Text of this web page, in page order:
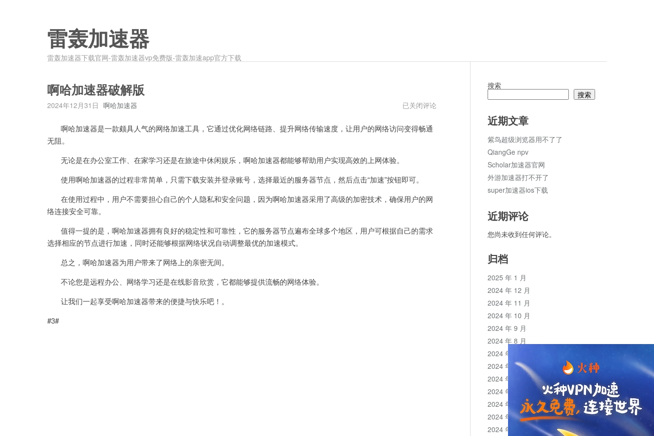
雷轰加速器
雷轰加速器下载官网-雷轰加速器vp免费版-雷轰加速app官方下载
啊哈加速器破解版
2024年12月31日 啊哈加速器
啊
速
已关闭评论
啊哈加速器是一款颇具人气的网络加速工具，它通过优化网络链路、提升网络传输速度，让用户的网络访问变得畅通
无阻。
无论是在办公室工作、在家学习还是在旅途中休闲娱乐，啊哈加速器都能够帮助用户实现高效的上网体验。
使用啊哈加速器的过程非常简单，只需下载安装并登录账号，选择最近的服务器节点，然后点击“加速”按钮即可。
在使用过程中，用户不需要担心自己的个人隐私和安全问题，因为啊哈加速器采用了高级的加密技术，确保用户的网
络连接安全可靠。
值得一提的是，啊哈加速器拥有良好的稳定性和可靠性，它的服务器节点遍布全球多个地区，用户可根据自己的需求
选择相应的节点进行加速，同时还能够根据网络状况自动调整最优的加速模式。
总之，啊哈加速器为用户带来了网络上的亲密无间。
不论您是远程办公、网络学习还是在线影音欣赏，它都能够提供流畅的网络体验。
让我们一起享受啊哈加速器带来的便捷与快乐吧！。
#3#
搜索
搜索
近期文章
紫鸟超级浏览器用不了了
QiangGe npv
Scholar加速器官网
外游加速器打不开了
super加速器ios下载
近期评论
您尚未收到任何评论。
归档
2025 年 1 月
2024 年 12 月
2024 年 11 月
2024 年 10 月
2024 年 9 月
2024 年 8 月
2024 年 7 月
2024 年 6 月
2024 年 5 月
2024 年 4 月
2024 年 3 月
2024 年 2 月
2024 年 1 月